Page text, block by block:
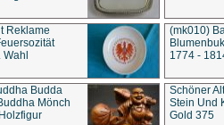
Reklame
(mk010)
1774 -
Budda
Mönch
Schöner
Stein Und
Gold 375